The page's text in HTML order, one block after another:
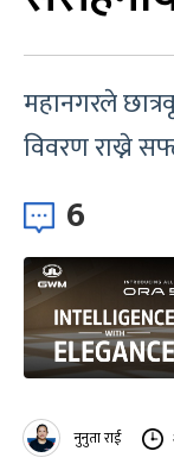
महानगरले
विवरण राख्ने
6
नुनुता राई